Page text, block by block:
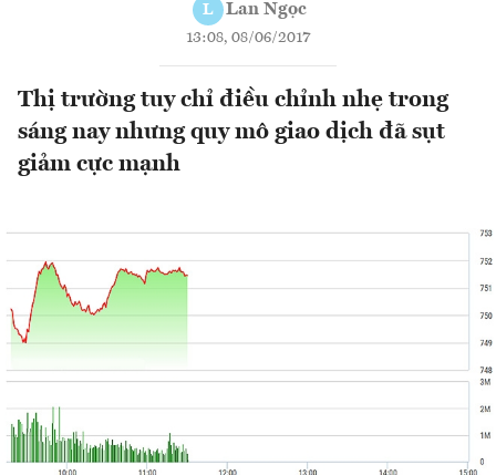
L Lan Ngọc
13:08, 08/06/2017
Thị trường tuy chỉ điều chỉnh nhẹ trong
sáng nay nhưng quy mô giao dịch đã sụt
giảm cực mạnh